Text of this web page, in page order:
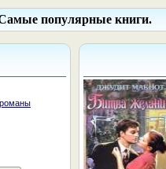
популярные книги.